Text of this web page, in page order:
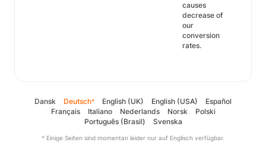
causes
decrease of
our
conversion
rates.
Dansk Deutsch* English (UK) English (USA)
Español
Français
Italiano Nederlands Norsk
Polski
Português (Brasil)
Svenska
* Einige Seiten sind momentan leider nur auf Englisch verfügbar.